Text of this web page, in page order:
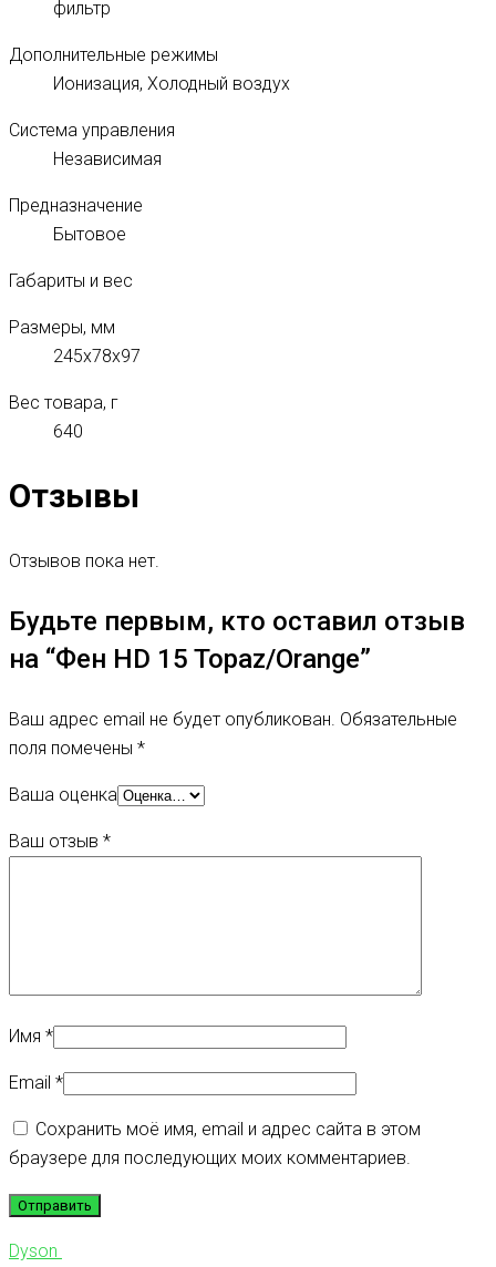
фильтр
Дополнительные режимы
Ионизация, Холодный воздух
Система управления
Независимая
Предназначение
Бытовое
Габариты и вес
Размеры, мм
245x78x97
Вес товара, г
640
Отзывы
Отзывов пока нет.
Будьте первым, кто оставил отзыв
на “Фен HD 15 Topaz/Orange”
Ваш адрес email не будет опубликован. Обязательные
поля помечены *
Ваша оценка
Ваш отзыв *
Имя *
Email *
Сохранить моё имя, email и адрес сайта в этом
браузере для последующих моих комментариев.
Dyson